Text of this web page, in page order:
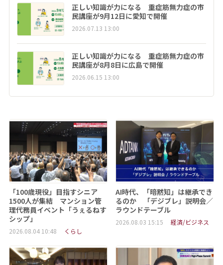
正しい知識が力になる 重症筋無力症の市
民講座が9月12日に愛知で開催
2026.07.13 13:00
正しい知識が力になる 重症筋無力症の市
民講座が8月8日に広島で開催
2026.06.15 13:00
「100歳現役」目指すシニア
1500人が集結 マンション管
理代務員イベント「うぇるねす
シップ」
2026.08.04 10:48 くらし
AI時代、「暗黙知」は継承でき
るのか 「デジブレ」説明会／
ラウンドテーブル
2026.08.03 15:15 経済/ビジネス